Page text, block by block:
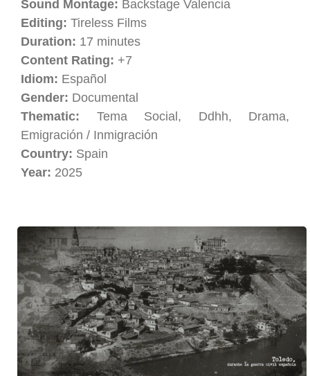
Sound Montage: Backstage Valencia
Editing: Tireless Films
Duration: 17 minutes
Content Rating: +7
Idiom: Español
Gender: Documental
Thematic: Tema Social, Ddhh, Drama,
Emigración / Inmigración
Country: Spain
Year: 2025